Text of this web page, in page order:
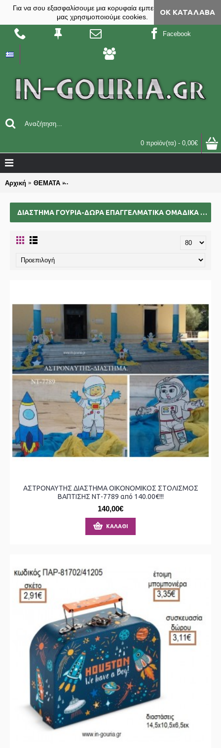
Για να σου εξασφαλίσουμε μια κορυφαία εμπειρία, στο site
μας χρησιμοποιούμε cookies.
ΟΚ ΚΑΤΆΛΑΒΑ
Facebook
0 προϊόν(τα) - 0,00€
Αρχική ΘΕΜΑΤΑ ΔΙΑΣΤΗΜΑ γούρια-δώρα επαγγελματικά ομαδικά
ΔΙΑΣΤΗΜΑ ΓΟΎΡΙΑ-ΔΏΡΑ ΕΠΑΓΓΕΛΜΑΤΙΚΆ ΟΜΑΔΙΚΆ ΕΠΙΧΕΙΡΗΜΑΤΙΚΆ ΓΙΑ BAZZAR ΣΧΟΛΕΊΑ ΣΥΛΛΌΓΟΥΣ 2025
ΑΣΤΡΟΝΑΥΤΗΣ ΔΙΑΣΤΗΜΑ ΟΙΚΟΝΟΜΙΚΟΣ ΣΤΟΛΙΣΜΟΣ
ΒΑΠΤΙΣΗΣ ΝΤ-7789 από 140.00€!!!
140,00€
ΚΑΛΆΘΙ